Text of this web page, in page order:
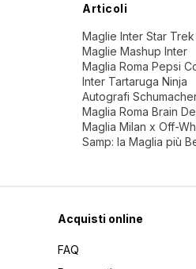
Articoli
Maglie Inter Star Trek
Maglie Mashup Inter
Maglia Roma Pepsi
Inter Tartaruga Ninja
Autografi
Maglia Roma Brain
Maglia Milan x Off-
Samp: la Maglia più
Acquisti online
FAQ